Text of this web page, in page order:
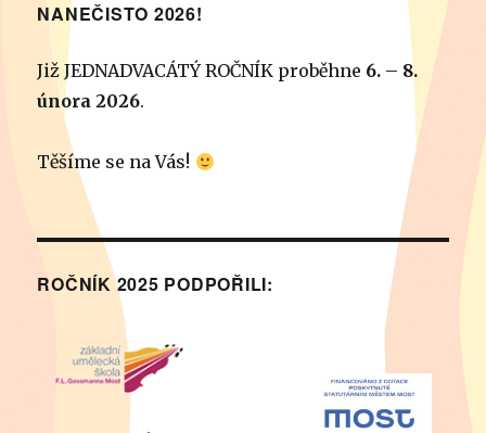
NANEČISTO 2026!
Již JEDNADVACÁTÝ ROČNÍK proběhne 6. – 8.
února 2026.
Těšíme se na Vás!
ROČNÍK 2025 PODPOŘILI: